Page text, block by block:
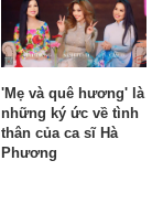
'Mẹ và quê hương' là
những ký ức về tình
thân của ca sĩ Hà
Phương